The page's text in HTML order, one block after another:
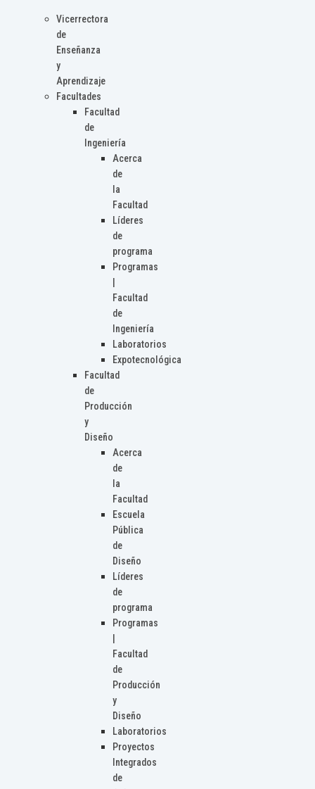
Vicerrectora
de
Enseñanza
y
Aprendizaje
Facultades
Facultad
de
Ingeniería
Acerca
de
la
Facultad
Líderes
de
programa
Programas
Facultad
de
Ingeniería
Laboratorios
Expotecnológica
Facultad
de
Producción
y
Diseño
Acerca
de
la
Facultad
Escuela
Pública
de
Diseño
Líderes
de
programa
Programas
Facultad
de
Producción
y
Diseño
Laboratorios
Proyectos
Integrados
de